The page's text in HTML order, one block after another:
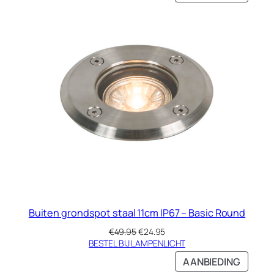
IN
Buiten grondspot staal 11cm IP67 – Basic Round
€49.95Oorspronkelijke
prijs
€24.95Huidige
prijs
€24.95.
BESTEL BIJ LAMPENLICHT
AANBIEDING